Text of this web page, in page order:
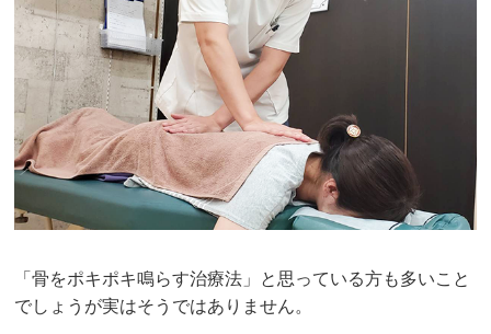
「骨をポキポキ鳴らす治療法」と思っている方も多いこと
でしょうが実はそうではありません。